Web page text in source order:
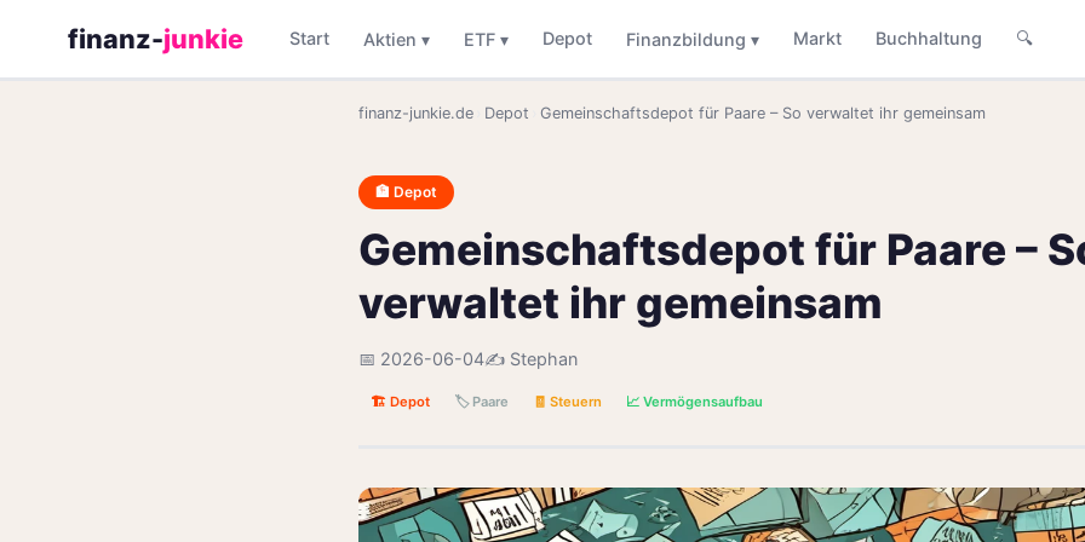
finanz-junkie Start Aktien ▾ ETF ▾ Depot Finanzbildung ▾ Markt Buchhaltung 🔍
finanz-junkie.de Depot Gemeinschaftsdepot für Paare – So verwaltet ihr gemeinsam
🏦 Depot
Gemeinschaftsdepot für Paare –
verwaltet ihr gemeinsam
📅 2026-06-04✍️ Stephan
🏗️ Depot 🏷️ Paare 🧾 Steuern 📈 Vermögensaufbau